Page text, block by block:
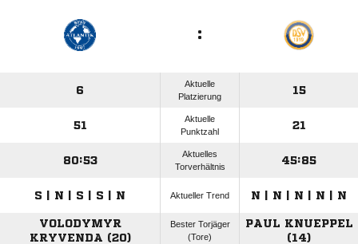
:
6
Aktuelle
Platzierung
15
51
Aktuelle
Punktzahl
21
80:53
Aktuelles
Torverhältnis
45:85
S | N | S | S | N Aktueller Trend N | N | N | N | N
VOLODYMYR
KRYVENDA (20)
Bester Torjäger
(Tore)
PAUL KNUEPPEL
(14)